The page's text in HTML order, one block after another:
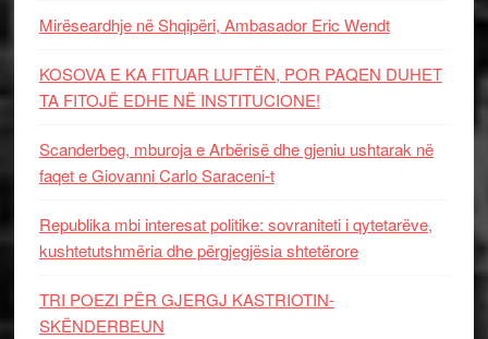
Mirëseardhje në Shqipëri, Ambasador Eric Wendt
KOSOVA E KA FITUAR LUFTËN, POR PAQEN DUHET
TA FITOJË EDHE NË INSTITUCIONE!
Scanderbeg, mburoja e Arbërisë dhe gjeniu ushtarak në
faqet e Giovanni Carlo Saraceni-t
Republika mbi interesat politike: sovraniteti i qytetarëve,
kushtetutshmëria dhe përgjegjësia shtetërore
TRI POEZI PËR GJERGJ KASTRIOTIN-
SKËNDERBEUN